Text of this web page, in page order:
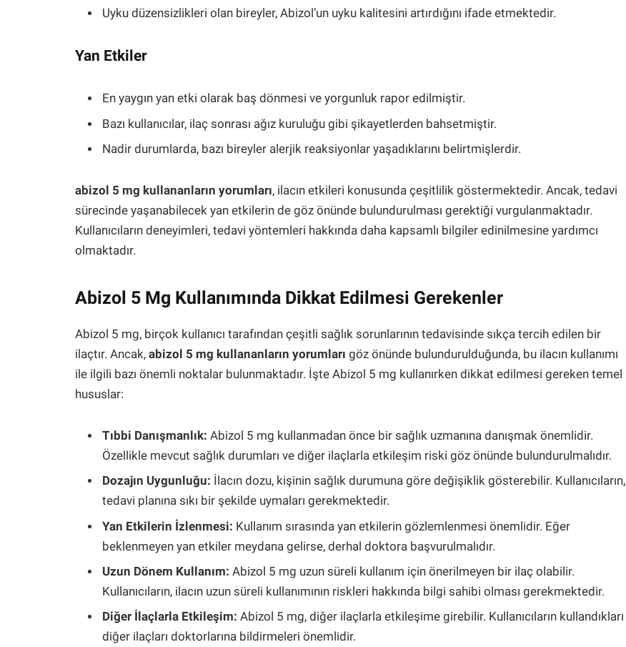
Uyku düzensizlikleri olan bireyler, Abizol’un uyku kalitesini artırdığını ifade etmektedir.
Yan Etkiler
En yaygın yan etki olarak baş dönmesi ve yorgunluk rapor edilmiştir.
Bazı kullanıcılar, ilaç sonrası ağız kuruluğu gibi şikayetlerden bahsetmiştir.
Nadir durumlarda, bazı bireyler alerjik reaksiyonlar yaşadıklarını belirtmişlerdir.
abizol 5 mg kullananların yorumları, ilacın etkileri konusunda çeşitlilik göstermektedir. Ancak, tedavi
sürecinde yaşanabilecek yan etkilerin de göz önünde bulundurulması gerektiği vurgulanmaktadır.
Kullanıcıların deneyimleri, tedavi yöntemleri hakkında daha kapsamlı bilgiler edinilmesine yardımcı
olmaktadır.
Abizol 5 Mg Kullanımında Dikkat Edilmesi Gerekenler
Abizol 5 mg, birçok kullanıcı tarafından çeşitli sağlık sorunlarının tedavisinde sıkça tercih edilen bir
ilaçtır. Ancak,abizol 5 mg kullananların yorumları göz önünde bulundurulduğunda, bu ilacın kullanımı
ile ilgili bazı önemli noktalar bulunmaktadır. İşte Abizol 5 mg kullanırken dikkat edilmesi gereken temel
hususlar:
Tıbbi Danışmanlık: Abizol 5 mg kullanmadan önce bir sağlık uzmanına danışmak önemlidir.
Özellikle mevcut sağlık durumları ve diğer ilaçlarla etkileşim riski göz önünde bulundurulmalıdır.
Dozajın Uygunluğu: İlacın dozu, kişinin sağlık durumuna göre değişiklik gösterebilir. Kullanıcıların,
tedavi planına sıkı bir şekilde uymaları gerekmektedir.
Yan Etkilerin İzlenmesi: Kullanım sırasında yan etkilerin gözlemlenmesi önemlidir. Eğer
beklenmeyen yan etkiler meydana gelirse, derhal doktora başvurulmalıdır.
Uzun Dönem Kullanım: Abizol 5 mg uzun süreli kullanım için önerilmeyen bir ilaç olabilir.
Kullanıcıların, ilacın uzun süreli kullanımının riskleri hakkında bilgi sahibi olması gerekmektedir.
Diğer İlaçlarla Etkileşim: Abizol 5 mg, diğer ilaçlarla etkileşime girebilir. Kullanıcıların kullandıkları
diğer ilaçları doktorlarına bildirmeleri önemlidir.